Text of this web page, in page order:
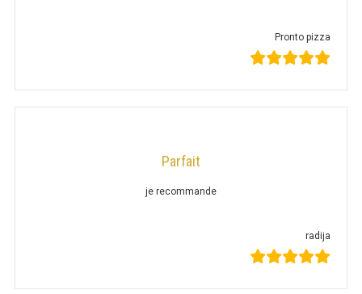
TABLE DE PRÉPARATION COMPACTE
Pronto pizza
Parfait
je recommande
radija